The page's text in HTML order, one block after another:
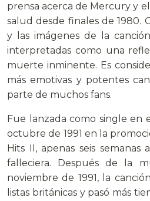
prensa acerca de Mercury y
salud desde finales de 1980.
y las imágenes de la
interpretadas como una
muerte inminente. Es
más emotivas y potentes
parte de muchos fans.
Fue lanzada como single en
octubre de 1991 en la
Hits II, apenas seis
falleciera. Después de la
noviembre de 1991, la
listas británicas y pasó más